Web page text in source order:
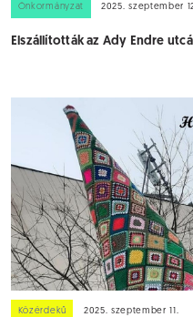
Önkormányzat 2025. szeptember
Elszállították az Ady Endre
Közérdekű 2025. szeptember 11.